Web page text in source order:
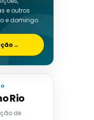
e outros
e domingo.
→
Rio
de